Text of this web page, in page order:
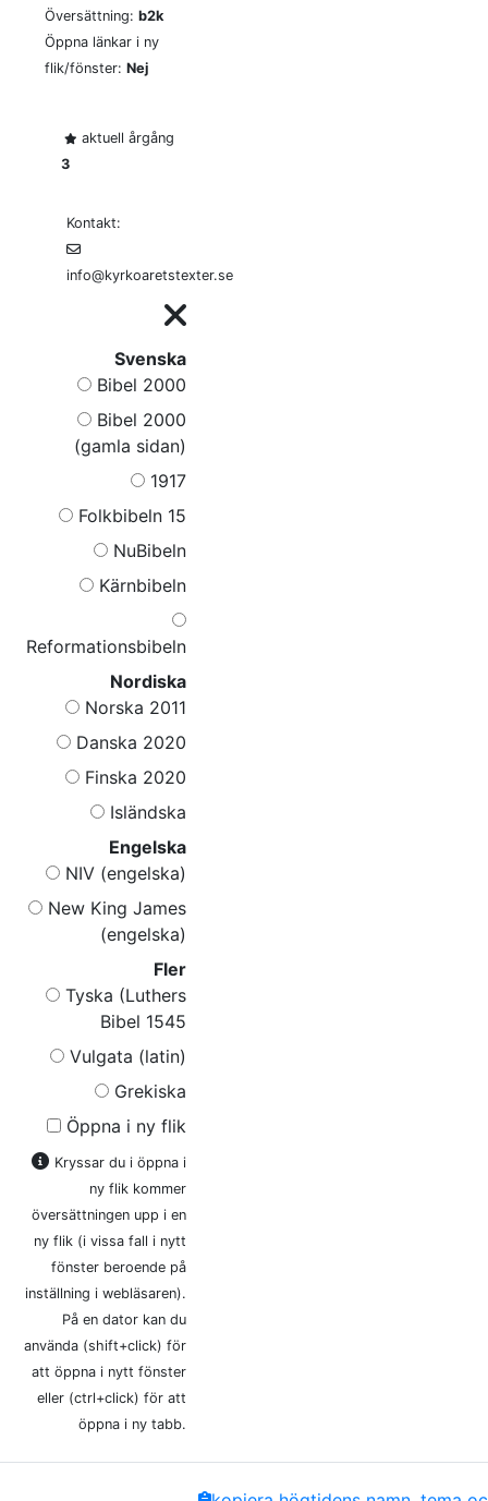
Översättning: b2k
Öppna länkar i ny
flik/fönster: Nej
aktuell årgång
3
Kontakt:
info@kyrkoaretstexter.se
Svenska
Bibel 2000
Bibel 2000
(gamla sidan)
1917
Folkbibeln 15
NuBibeln
Kärnbibeln
Reformationsbibeln
Nordiska
Norska 2011
Danska 2020
Finska 2020
Isländska
Engelska
NIV (engelska)
New King James
(engelska)
Fler
Tyska (Luthers
Bibel 1545
Vulgata (latin)
Grekiska
Öppna i ny flik
Kryssar du i öppna i
ny flik kommer
översättningen upp i en
ny flik (i vissa fall i nytt
fönster beroende på
inställning i webläsaren).
På en dator kan du
använda (shift+click) för
att öppna i nytt fönster
eller (ctrl+click) för att
öppna i ny tabb.